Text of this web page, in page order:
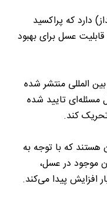
دارد که پراکسید
عسل برای بهبود
که در مجله بین المللی منتشر شده
تایید شده
کند.
هستند که با توجه به
موجود در عسل،
افزایش پیدا می‌کند.